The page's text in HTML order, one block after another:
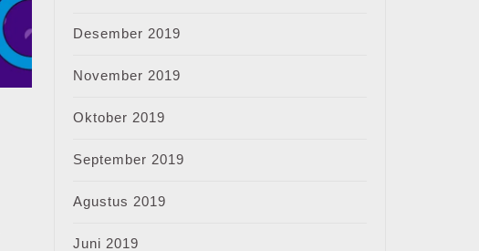
Desember 2019
November 2019
Oktober 2019
September 2019
Agustus 2019
Juni 2019